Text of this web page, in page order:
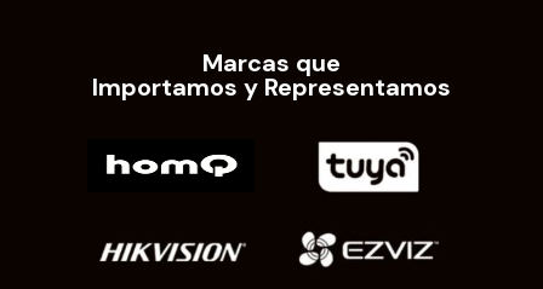
Marcas que
Importamos y Representamos